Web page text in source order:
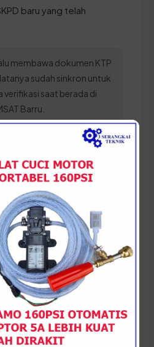
baru yang telah
membawa dokumen KTP
sudah sinkron untuk
verifikasi saat berada di
Barru.
5 Tahunan
Sulawesi
kendaraan wajib
pelat nomor dan cek fisik
dokumen tambahan ini: